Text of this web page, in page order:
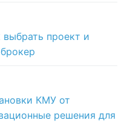
проект и
КМУ от
решения для